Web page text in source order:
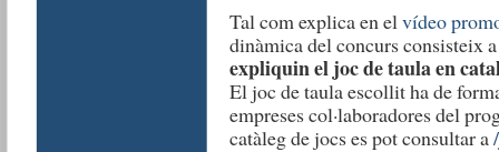
Tal com explica en elvídeo
dinàmica del concurs consisteix
expliquin el joc de taula en
El joc de taula escollit ha de
empreses col·laboradores del
catàleg de jocs es pot consultar a